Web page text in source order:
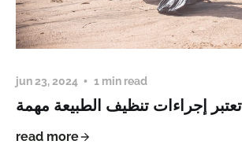
jun 23, 2024 1 min read
تعتبر إجراءات تنظيف الطبيعة مهمة
read more